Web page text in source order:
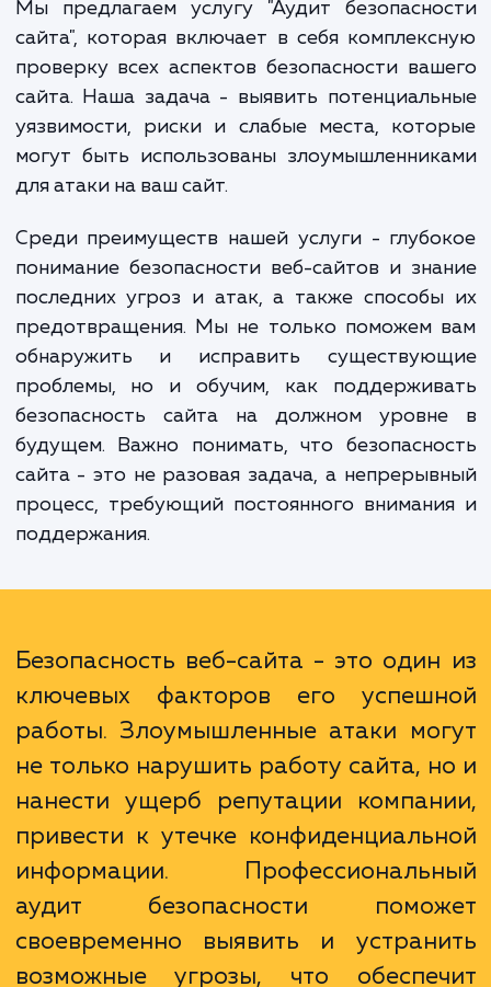
меры безопасности нужно предпринять и
риски им грозят.
Мы предлагаем услугу "Аудит
сайта", которая включает в себя
проверку всех аспектов безопасности
сайта. Наша задача - выявить
уязвимости, риски и слабые места,
могут быть использованы
для атаки на ваш сайт.
Среди преимуществ нашей услуги -
понимание безопасности веб-сайтов и
последних угроз и атак, а также
предотвращения. Мы не только поможем
обнаружить и исправить
проблемы, но и обучим, как
процесс, требующий постоянного
поддержания.
Безопасность веб-сайта - это
ключевых факторов его
работы. Злоумышленные атаки
не только нарушить работу сайта,